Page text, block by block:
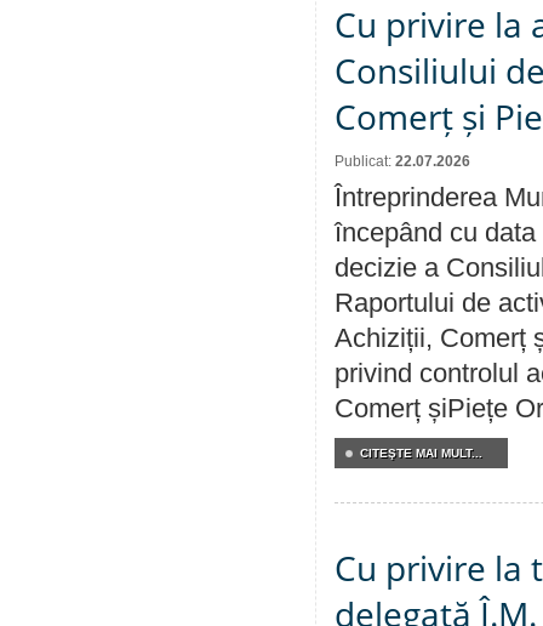
Cu privire la
Consiliului
Comerț și
Publicat: 22.07.2026
Întreprinderea
începând cu
decizie a
Raportului de
Achiziții, Comerț
privind controlul
Comerț șiPiețe
CITEŞTE MAI MULT...
Cu privire la
delegată